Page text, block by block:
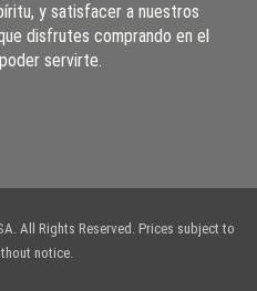
y satisfacer a nuestros
disfrutes comprando en el
servirte.
All Rights Reserved. Prices subject to
notice.